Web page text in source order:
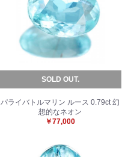
SOLD OUT.
パライバトルマリン ルース 0.79ct 幻
想的なネオン
￥77,000